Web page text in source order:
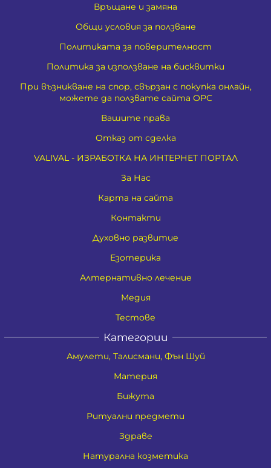
Връщане и замяна
Общи условия за ползване
Политиката за поверителност
Политика за използване на бисквитки
При възникване на спор, свързан с покупка онлайн,
можете да ползвате сайта ОРС
Вашите права
Отказ от сделка
VALIVAL - ИЗРАБОТКА НА ИНТЕРНЕТ ПОРТАЛ
За Нас
Карта на сайта
Контакти
Духовно развитие
Езотерика
Алтернативно лечение
Медия
Тестове
Категории
Амулети, Талисмани, Фън Шуй
Материя
Бижута
Ритуални предмети
Здраве
Натурална козметика